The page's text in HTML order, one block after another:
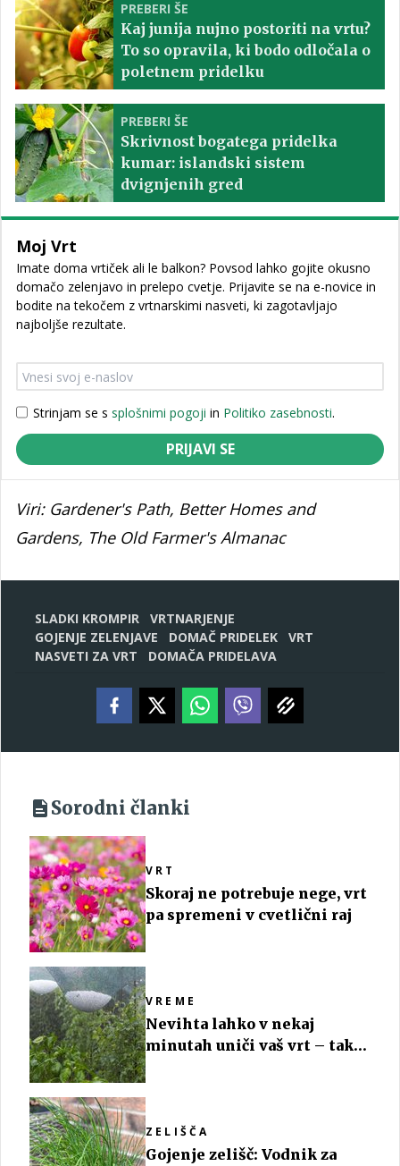
PREBERI ŠE
Kaj junija nujno postoriti na vrtu?
To so opravila, ki bodo odločala o
poletnem pridelku
PREBERI ŠE
Skrivnost bogatega pridelka
kumar: islandski sistem
dvignjenih gred
Moj Vrt
Imate doma vrtiček ali le balkon? Povsod lahko gojite okusno
domačo zelenjavo in prelepo cvetje. Prijavite se na e-novice in
bodite na tekočem z vrtnarskimi nasveti, ki zagotavljajo
najboljše rezultate.
Strinjam se s splošnimi pogoji in Politiko zasebnosti.
PRIJAVI SE
Viri: Gardener's Path, Better Homes and
Gardens, The Old Farmer's Almanac
SLADKI KROMPIR
VRTNARJENJE
GOJENJE ZELENJAVE
DOMAČ PRIDELEK
VRT
NASVETI ZA VRT
DOMAČA PRIDELAVA
Sorodni članki
VRT
Skoraj ne potrebuje nege, vrt
pa spremeni v cvetlični raj
VREME
Nevihta lahko v nekaj
minutah uniči vaš vrt – tako
ZELIŠČA
Gojenje zelišč: Vodnik za